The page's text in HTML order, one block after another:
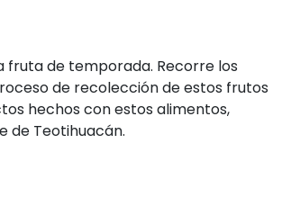
fruta de temporada. Recorre los
de recolección de estos frutos
hechos con estos alimentos,
de Teotihuacán.